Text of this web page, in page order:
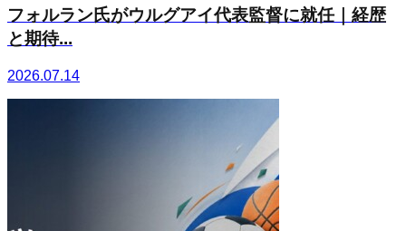
フォルラン氏がウルグアイ代表監督に就任｜経歴
と期待...
2026.07.14